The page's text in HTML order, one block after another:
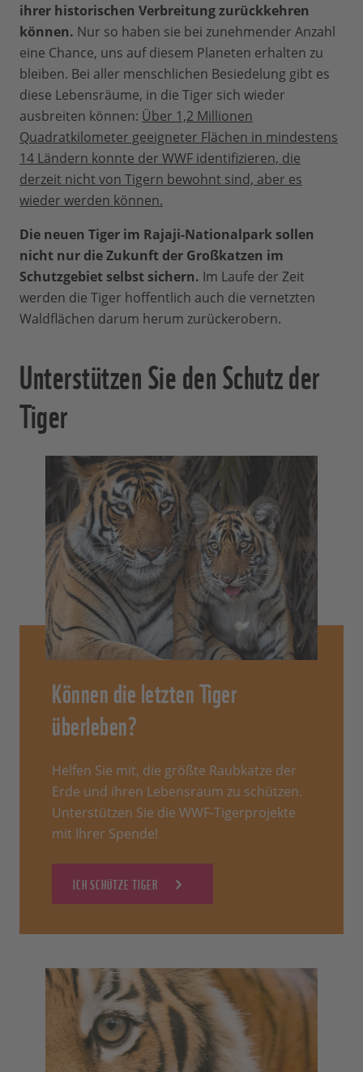
ihrer historischen Verbreitung zurückkehren
können. Nur so haben sie bei zunehmender Anzahl
eine Chance, uns auf diesem Planeten erhalten zu
bleiben. Bei aller menschlichen Besiedelung gibt es
diese Lebensräume, in die Tiger sich wieder
ausbreiten können: Über 1,2 Millionen
Quadratkilometer geeigneter Flächen in mindestens
14 Ländern konnte der WWF identifizieren, die
derzeit nicht von Tigern bewohnt sind, aber es
wieder werden können.
Die neuen Tiger im Rajaji-Nationalpark sollen
nicht nur die Zukunft der Großkatzen im
Schutzgebiet selbst sichern. Im Laufe der Zeit
werden die Tiger hoffentlich auch die vernetzten
Waldflächen darum herum zurückerobern.
Unterstützen Sie den Schutz der
Tiger
Können die letzten Tiger
überleben?
Helfen Sie mit, die größte Raubkatze der
Erde und ihren Lebensraum zu schützen.
Unterstützen Sie die WWF-Tigerprojekte
mit Ihrer Spende!
ICH SCHÜTZE TIGER